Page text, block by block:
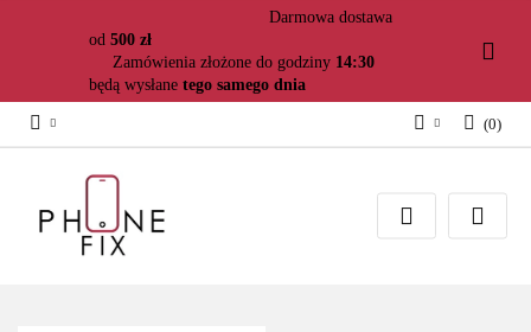
Darmowa dostawa
od 500 zł
Zamówienia złożone do godziny 14:30
będą wysłane tego samego dnia
Załóż konto
(0)